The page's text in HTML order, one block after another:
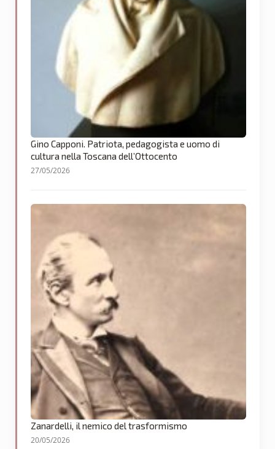
Gino Capponi. Patriota, pedagogista e uomo di
cultura nella Toscana dell’Ottocento
27/05/2026
Zanardelli, il nemico del trasformismo
20/05/2026